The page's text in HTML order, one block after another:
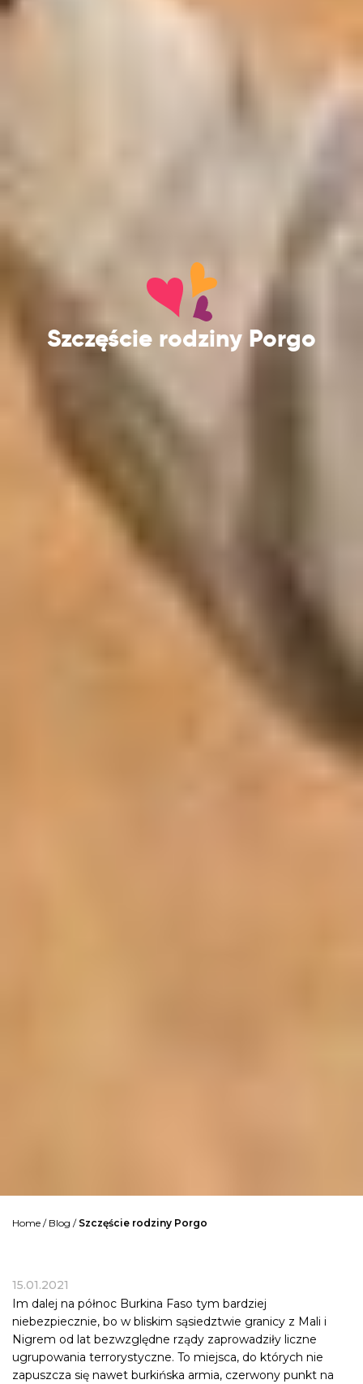
Szczęście rodziny Porgo
Home / Blog / Szczęście rodziny Porgo
15.01.2021
Im dalej na północ Burkina Faso tym bardziej
niebezpiecznie, bo w bliskim sąsiedztwie granicy z Mali i
Nigrem od lat bezwzględne rządy zaprowadziły liczne
ugrupowania terrorystyczne. To miejsca, do których nie
zapuszcza się nawet burkińska armia, czerwony punkt na